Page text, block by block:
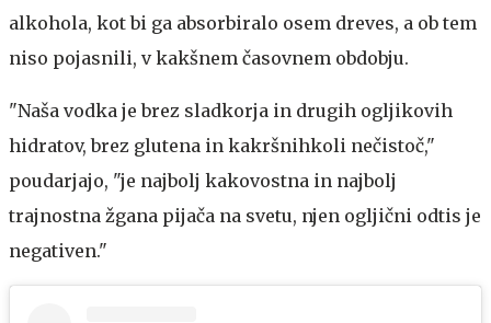
alkohola, kot bi ga absorbiralo osem dreves, a ob tem
niso pojasnili, v kakšnem časovnem obdobju.
"Naša vodka je brez sladkorja in drugih ogljikovih
hidratov, brez glutena in kakršnihkoli nečistoč,"
poudarjajo, "je najbolj kakovostna in najbolj
trajnostna žgana pijača na svetu, njen ogljični odtis je
negativen."